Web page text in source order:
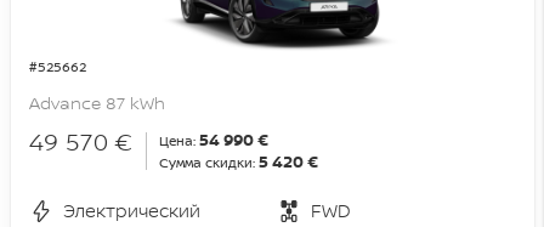
#525662
Advance 87 kWh
49 570 € Цена: 54 990 €
Сумма скидки: 5 420 €
Электрический
FWD